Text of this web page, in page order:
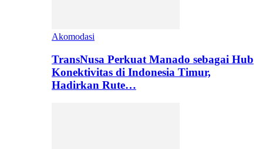
Akomodasi
TransNusa Perkuat Manado sebagai Hub
Konektivitas di Indonesia Timur,
Hadirkan Rute…